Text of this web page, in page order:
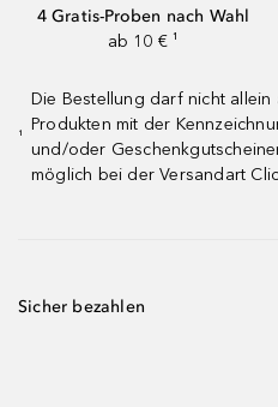
4 Gratis-Proben nach Wahl
ab 10 € ¹
¹
Die Bestellung darf nicht
Produkten mit der
und/oder
möglich bei der Versandart
Sicher bezahlen